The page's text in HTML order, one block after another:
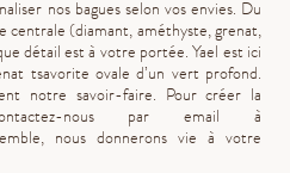
nos bagues selon vos envies. Du
centrale (diamant, améthyste, grenat,
détail est à votre portée. Yael est ici
tsavorite ovale d’un vert profond.
notre savoir-faire. Pour créer la
nous par email à
nous donnerons vie à votre